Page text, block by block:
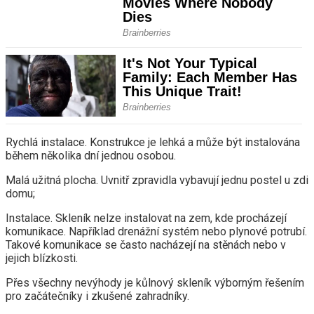
Rychlá instalace. Konstrukce je lehká a může být instalována
během několika dní jednou osobou.
Malá užitná plocha. Uvnitř zpravidla vybavují jednu postel u zdi
domu;
Instalace. Skleník nelze instalovat na zem, kde procházejí
komunikace. Například drenážní systém nebo plynové potrubí.
Takové komunikace se často nacházejí na stěnách nebo v
jejich blízkosti.
Přes všechny nevýhody je kůlnový skleník výborným řešením
pro začátečníky i zkušené zahradníky.